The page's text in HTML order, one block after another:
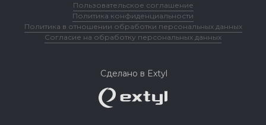
Пользовательское соглашение
Политика конфиденциальности
Политика в отношении обработки персональных данных
Согласие на обработку персональных данных
Сделано в Extyl